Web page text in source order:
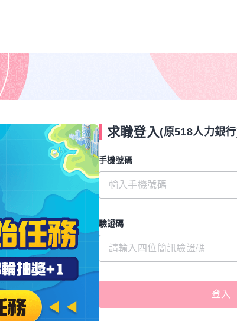
求職登入(原518人力銀
手機號碼
驗證碼